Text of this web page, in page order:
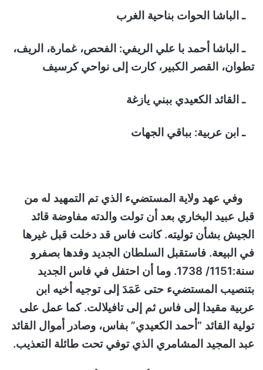
ـ الباشا الحوات بناحية الغرب
ـ الباشا أحمد با علي الريفي: الفحص، غمارة، الريف،
تطوان، القصر الكبير، كارت إلى نواحي كرسيف
ـ القائد الكعيدي ببني يازغة
ـ ابن عربية: بباقي الجهات
وفي عهد ولاية المستضيء الذي تم التمهيد له من
قبل عبيد البخاري بعد أن تولت والدته مفاوضة قائد
الجيش بشأن توليته. كانت فاس قد دخلت قبل غيرها
في البيعة. فاستقبل السلطان الجديد وفدها بصفرو
سنة:1151/ 1738. وما أن احتفل في فاس الجديد
بتنصيب المستضيء حتى عَمَدَ إلى توجيه أخيه ابن
عربية مقيدا إلى فاس ثم إلى تافيلالت. كما عمل على
تولية القائد “أحمد الكعيدي” بفاس، وصادر أموال القائد
عبد المجيد المشامري الذي توفي تحت طائلة التعذيب.